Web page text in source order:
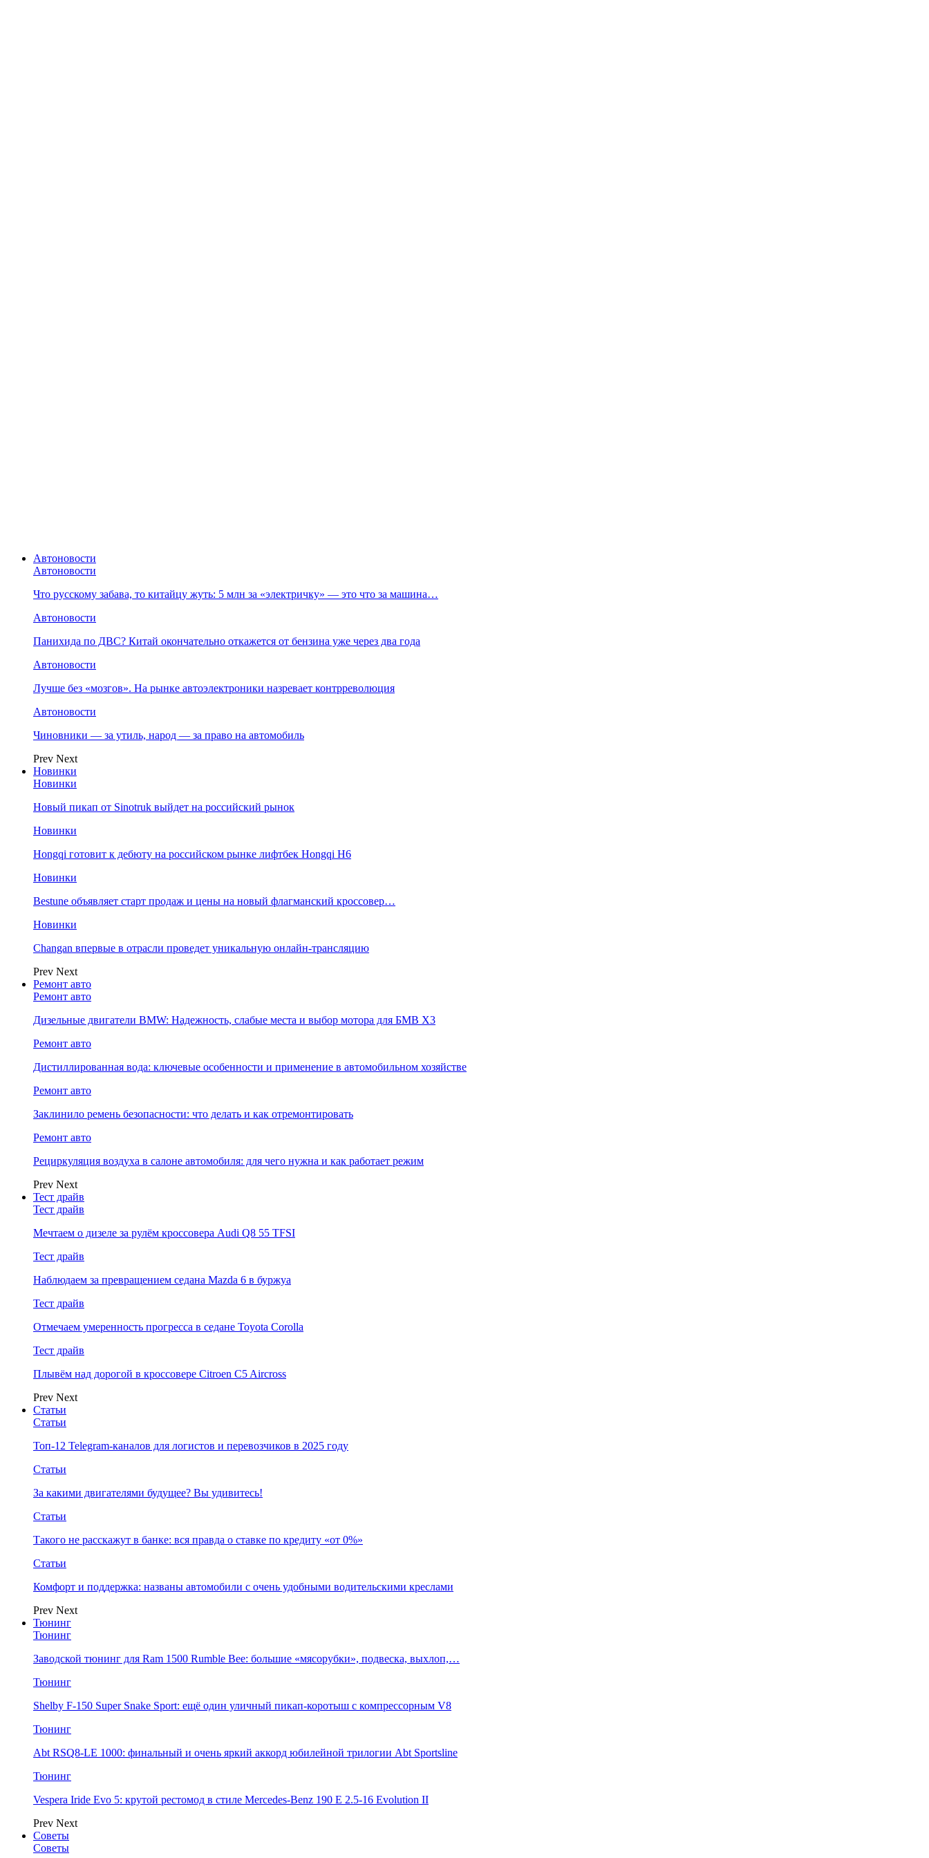
Автоновости
Автоновости
Что русскому забава, то китайцу жуть: 5 млн за «электричку» — это что за машина…
Автоновости
Панихида по ДВС? Китай окончательно откажется от бензина уже через два года
Автоновости
Лучше без «мозгов». На рынке автоэлектроники назревает контрреволюция
Автоновости
Чиновники — за утиль, народ — за право на автомобиль
Prev Next
Новинки
Новинки
Новый пикап от Sinotruk выйдет на российский рынок
Новинки
Hongqi готовит к дебюту на российском рынке лифтбек Hongqi H6
Новинки
Bestune объявляет старт продаж и цены на новый флагманский кроссовер…
Новинки
Changan впервые в отрасли проведет уникальную онлайн-трансляцию
Prev Next
Ремонт авто
Ремонт авто
Дизельные двигатели BMW: Надежность, слабые места и выбор мотора для БМВ Х3
Ремонт авто
Дистиллированная вода: ключевые особенности и применение в автомобильном хозяйстве
Ремонт авто
Заклинило ремень безопасности: что делать и как отремонтировать
Ремонт авто
Рециркуляция воздуха в салоне автомобиля: для чего нужна и как работает режим
Prev Next
Тест драйв
Тест драйв
Мечтаем о дизеле за рулём кроссовера Audi Q8 55 TFSI
Тест драйв
Наблюдаем за превращением седана Mazda 6 в буржуа
Тест драйв
Отмечаем умеренность прогресса в седане Toyota Corolla
Тест драйв
Плывём над дорогой в кроссовере Citroen C5 Aircross
Prev Next
Статьи
Статьи
Топ-12 Telegram-каналов для логистов и перевозчиков в 2025 году
Статьи
За какими двигателями будущее? Вы удивитесь!
Статьи
Такого не расскажут в банке: вся правда о ставке по кредиту «от 0%»
Статьи
Комфорт и поддержка: названы автомобили с очень удобными водительскими креслами
Prev Next
Тюнинг
Тюнинг
Заводской тюнинг для Ram 1500 Rumble Bee: большие «мясорубки», подвеска, выхлоп,…
Тюнинг
Shelby F-150 Super Snake Sport: ещё один уличный пикап-коротыш с компрессорным V8
Тюнинг
Abt RSQ8-LE 1000: финальный и очень яркий аккорд юбилейной трилогии Abt Sportsline
Тюнинг
Vespera Iride Evo 5: крутой рестомод в стиле Mercedes-Benz 190 E 2.5-16 Evolution II
Prev Next
Советы
Советы